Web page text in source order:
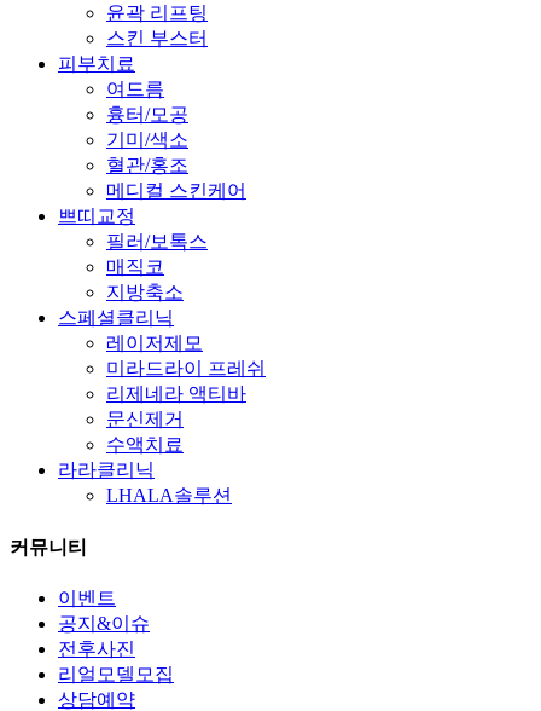
윤곽 리프팅
스킨 부스터
피부치료
여드름
흉터/모공
기미/색소
혈관/홍조
메디컬 스킨케어
쁘띠교정
필러/보톡스
매직코
지방축소
스페셜클리닉
레이저제모
미라드라이 프레쉬
리제네라 액티바
문신제거
수액치료
라라클리닉
LHALA솔루션
커뮤니티
이벤트
공지&이슈
전후사진
리얼모델모집
상담예약